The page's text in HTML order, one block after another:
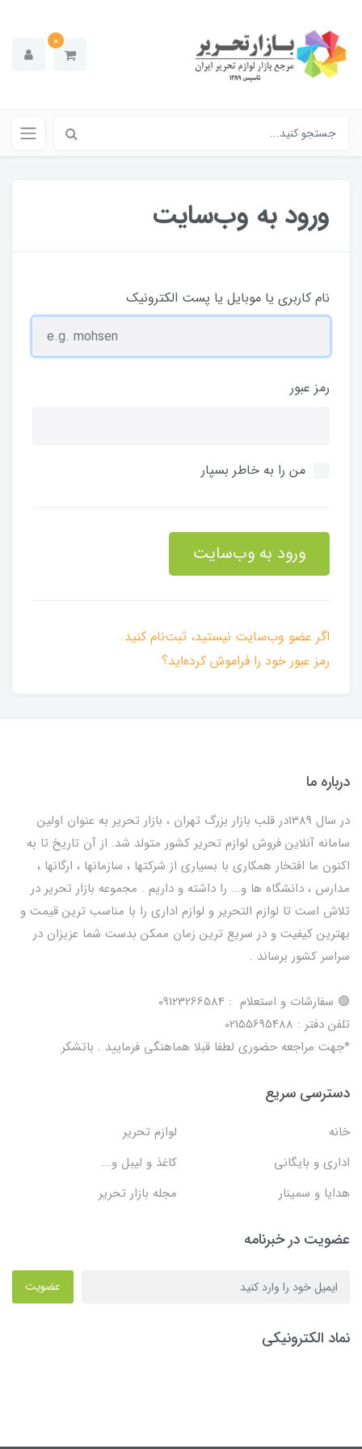
0
ورود به وب‌سایت
نام کاربری یا موبایل یا پست الکترونیک
رمز عبور
من را به خاطر بسپار
ورود به وب‌سایت
اگر عضو وب‌سایت نیستید، ثبت‌نام کنید.
رمز عبور خود را فراموش کرده‌اید؟
درباره ما
در سال 1389در قلب بازار بزرگ تهران ، بازار تحریر به عنوان اولین
سامانه آنلاین فروش لوازم تحریر کشور متولد شد. از آن تاریخ تا به
اکنون ما افتخار همکاری با بسیاری از شرکتها ، سازمانها ، ارگانها ،
مدارس ، دانشگاه ها و... را داشته و داریم . مجموعه بازار تحریر در
تلاش است تا لوازم التحریر و لوازم اداری را با مناسب ترین قیمت و
بهترین کیفیت و در سریع ترین زمان ممکن بدست شما عزیزان در
سراسر کشور برساند .
🟢 سفارشات و استعلام : 09123266584
تلفن دفتر : 02155695488
*جهت مراجعه حضوری لطفا قبلا هماهنگی فرمایید . باتشکر
دسترسی سریع
خانه
لوازم تحریر
اداری و بایگانی
کاغذ و لیبل و...
هدایا و سمینار
مجله بازار تحریر
عضویت در خبرنامه
عضویت
نماد الکترونیکی